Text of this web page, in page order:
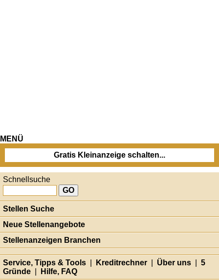
MENÜ
Gratis Kleinanzeige schalten...
Schnellsuche
Stellen Suche
Neue Stellenangebote
Stellenanzeigen Branchen
Service, Tipps & Tools Kreditrechner Über uns
5
Gründe
Hilfe, FAQ